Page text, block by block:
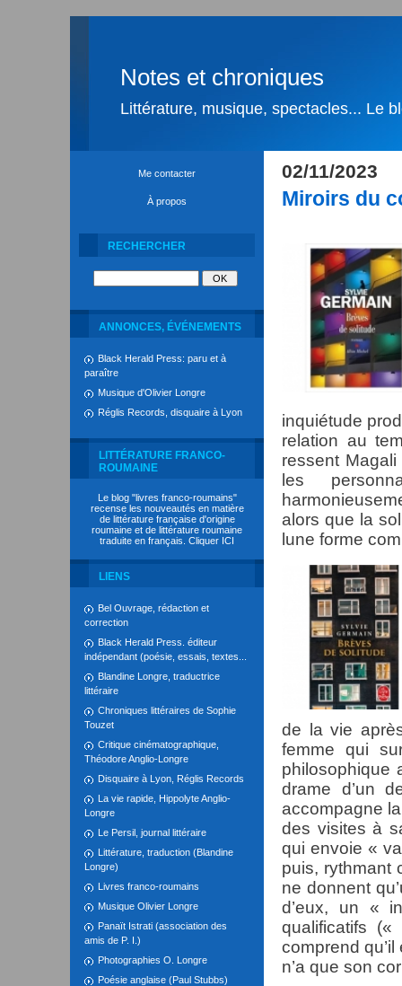
Notes et chroniques
Littérature, musique, spectacles... Le
Me contacter
À propos
RECHERCHER
ANNONCES, ÉVÉNEMENTS
Black Herald Press: paru et à
paraître
Musique d'Olivier Longre
Réglis Records, disquaire à Lyon
LITTÉRATURE FRANCO-
ROUMAINE
Le blog "livres franco-roumains"
recense les nouveautés en matière
de littérature française d'origine
roumaine et de littérature roumaine
traduite en français. Cliquer ICI
LIENS
Bel Ouvrage, rédaction et
correction
Black Herald Press. éditeur
indépendant (poésie, essais, textes...
Blandine Longre, traductrice
littéraire
Chroniques littéraires de Sophie
Touzet
Critique cinématographique,
Théodore Anglio-Longre
Disquaire à Lyon, Réglis Records
La vie rapide, Hippolyte Anglio-
Longre
Le Persil, journal littéraire
Littérature, traduction (Blandine
Longre)
Livres franco-roumains
Musique Olivier Longre
Panaït Istrati (association des
amis de P. I.)
Photographies O. Longre
Poésie anglaise (Paul Stubbs)
02/11/2023
Miroirs du
inquiétude
relation au
ressent
les
alors que la
lune forme
de la vie
femme qui
philosophique
drame d’un
accompagne
des visites à
qui envoie «
puis, rythmant
ne donnent
d’eux, un «
qualificatifs
comprend
n’a que son